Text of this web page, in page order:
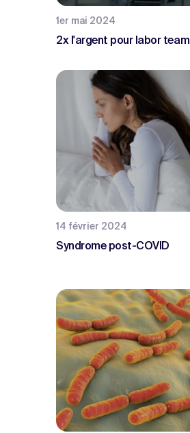
1er mai 2024
2x l'argent pour labor team
14 février 2024
Syndrome post-COVID